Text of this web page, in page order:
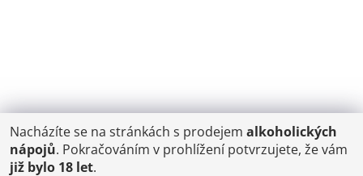
POŠTOVNÉ
ČR: od 95,-
SK: 350,-
Nacházíte se na stránkách s prodejem alkoholických
nápojů. Pokračováním v prohlížení potvrzujete, že vám
již bylo 18 let.